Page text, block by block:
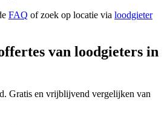
FAQ of zoek op locatie via loodgieter
van loodgieters in
Gratis en vrijblijvend vergelijken van